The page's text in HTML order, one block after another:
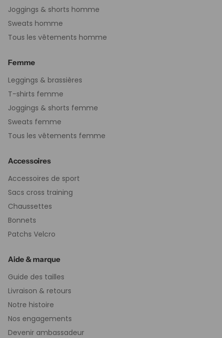
Joggings & shorts homme
Sweats homme
Tous les vêtements homme
Femme
Leggings & brassières
T-shirts femme
Joggings & shorts femme
Sweats femme
Tous les vêtements femme
Accessoires
Accessoires de sport
Sacs cross training
Chaussettes
Bonnets
Patchs Velcro
Aide & marque
Guide des tailles
Livraison & retours
Notre histoire
Nos engagements
Devenir ambassadeur